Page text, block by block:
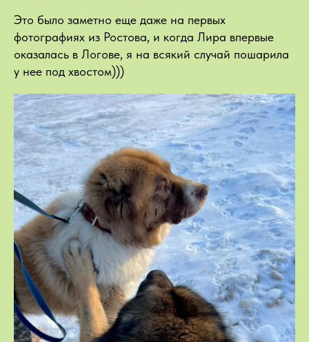
Это было заметно еще даже на первых
фотографиях из Ростова, и когда Лира впервые
оказалась в Логове, я на всякий случай пошарила
у нее под хвостом)))